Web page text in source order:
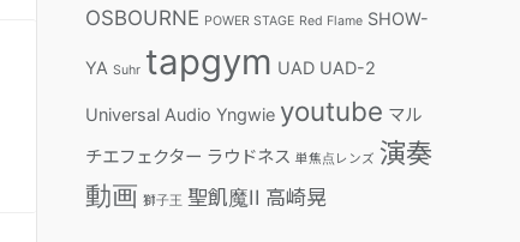
OSBOURNE POWER STAGE Red Flame SHOW-
YA Suhr tapgym UAD UAD-2
Universal Audio Yngwie youtube マル
チエフェクター ラウドネス 単焦点レンズ 演奏
動画 獅子王 聖飢魔II 高崎晃